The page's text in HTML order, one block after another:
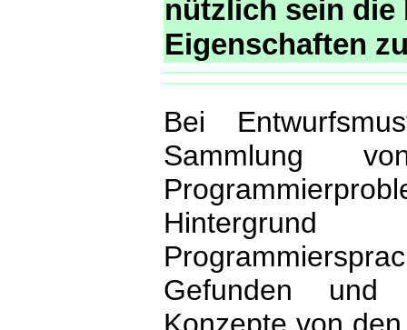
nützlich sein die
Eigenschaften
Bei
Sammlung
Gefunden und